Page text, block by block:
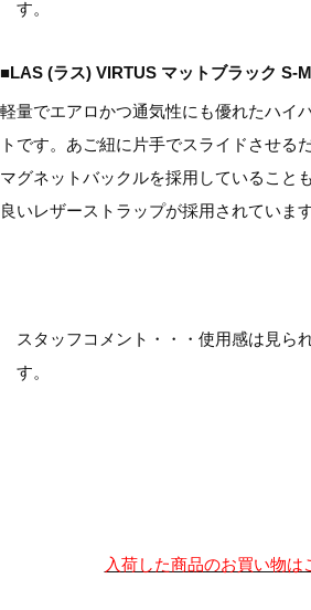
す。
■LAS (ラス) VIRTUS マットブラック S-
軽量でエアロかつ通気性にも優れたハイ
トです。あご紐に片手でスライドさせる
マグネットバックルを採用していること
良いレザーストラップが採用されています
スタッフコメント・・・使用感は見ら
す。
入荷した商品のお買い物は